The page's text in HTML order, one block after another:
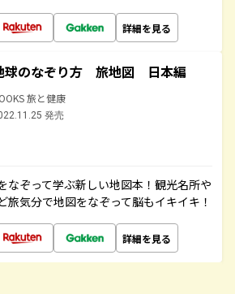
詳細を見る
球のなぞり方 旅地図 日本編
旅と健康
発売
なぞって学ぶ新しい地図本！観光名所や
旅気分で地図をなぞって脳もイキイキ！
詳細を見る